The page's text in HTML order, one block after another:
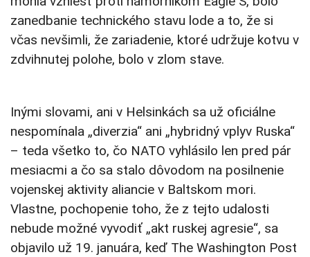
zanedbanie technického stavu lode a to, že si
včas nevšimli, že zariadenie, ktoré udržuje kotvu v
zdvihnutej polohe, bolo v zlom stave.
Inými slovami, ani v Helsinkách sa už oficiálne
nespomínala „diverzia“ ani „hybridný vplyv Ruska“
– teda všetko to, čo NATO vyhlásilo len pred pár
mesiacmi a čo sa stalo dôvodom na posilnenie
vojenskej aktivity aliancie v Baltskom mori.
Vlastne, pochopenie toho, že z tejto udalosti
nebude možné vyvodiť „akt ruskej agresie“, sa
objavilo už 19. januára, keď The Washington Post